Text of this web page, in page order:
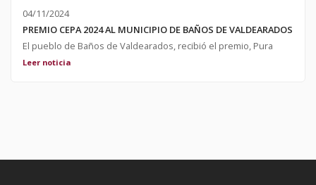
04/11/2024
PREMIO CEPA 2024 AL MUNICIPIO DE BAÑOS DE VALDEARADOS
El pueblo de Baños de Valdearados, recibió el premio, Pura
Cepa 2024, que otorga la revista burgalesa Burgos Conecta, con
Leer noticia